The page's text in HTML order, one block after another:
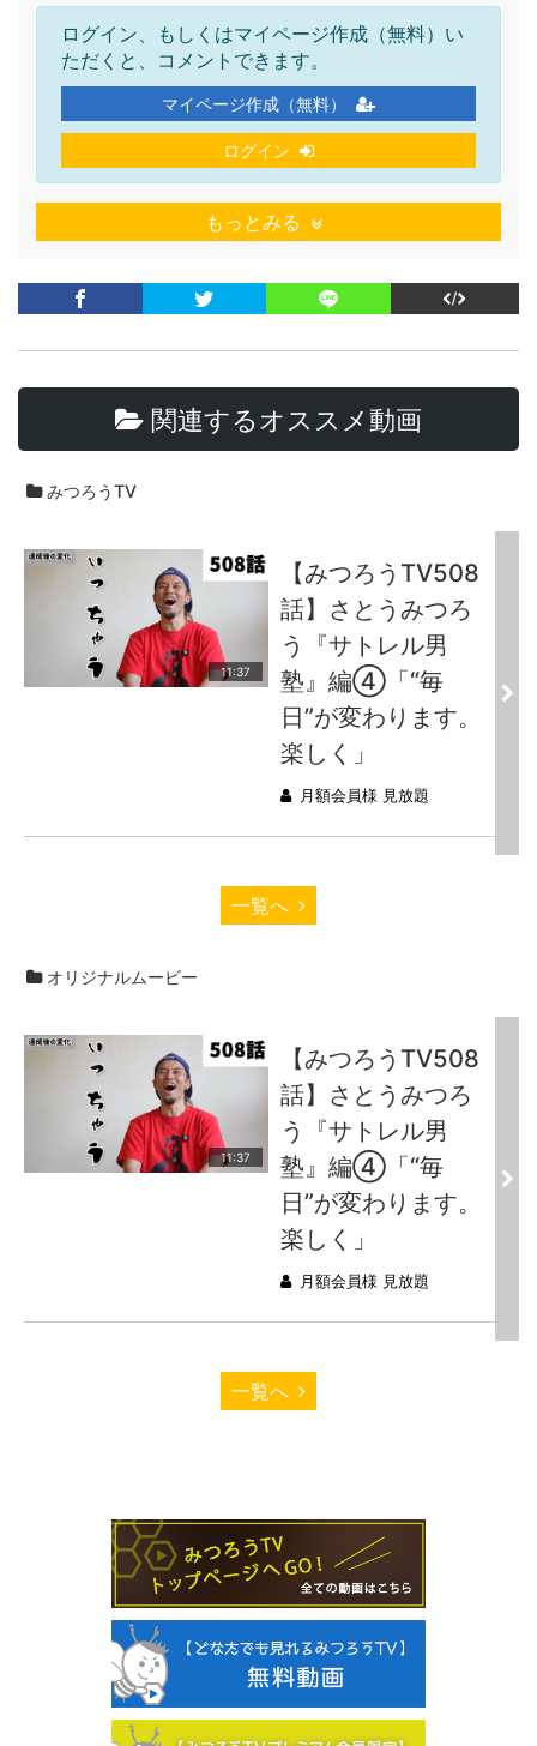
ログイン、もしくはマイページ作成（無料）い
ただくと、コメントできます。
マイページ作成（無料）
ログイン
もっとみる
関連するオススメ動画
みつろうTV
11:37
【みつろうTV508
話】さとうみつろ
う『サトレル男
塾』編④「“毎
日”が変わります。
楽しく」
月額会員様 見放題
一覧へ
オリジナルムービー
11:37
【みつろうTV508
話】さとうみつろ
う『サトレル男
塾』編④「“毎
日”が変わります。
楽しく」
月額会員様 見放題
一覧へ